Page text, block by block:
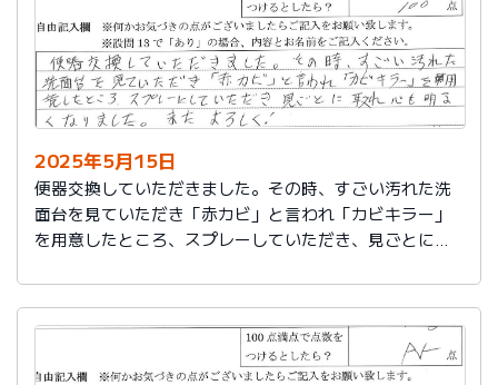
2025年5月15日
便器交換していただきました。その時、すごい汚れた洗
面台を見ていただき「赤カビ」と言われ「カビキラー」
を用意したところ、スプレーしていただき、見ごとに取